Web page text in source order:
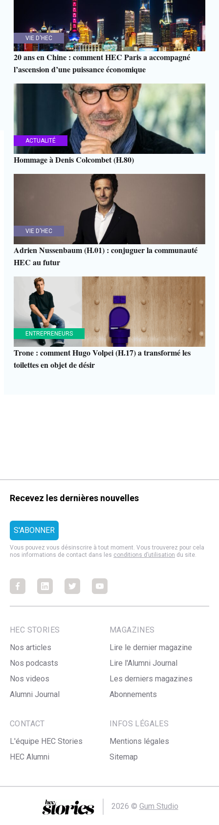
VIE D'HEC
20 ans en Chine : comment HEC Paris a accompagné
l’ascension d’une puissance économique
ACTUALITÉ
Hommage à Denis Colcombet (H.80)
VIE D'HEC
Adrien Nussenbaum (H.01) : conjuguer la communauté
HEC au futur
ENTREPRENEURS
Trone : comment Hugo Volpei (H.17) a transformé les
toilettes en objet de désir
Recevez les dernières nouvelles
Vous pouvez vous désinscrire à tout moment. Vous trouverez pour cela
nos informations de contact dans les conditions d’utilisation du site.
FacebookFacebookFacebookFacebook
HEC STORIES
Nos articles
Nos podcasts
Nos videos
Alumni Journal
MAGAZINES
Lire le dernier magazine
Lire l'Alumni Journal
Les derniers magazines
Abonnements
CONTACT
L'équipe HEC Stories
HEC Alumni
INFOS LÉGALES
Mentions légales
Sitemap
2026 © Gum Studio